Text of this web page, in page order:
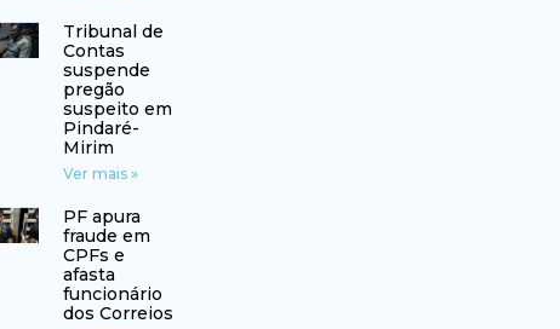
Tribunal de
Contas
suspende
pregão
suspeito em
Pindaré-
Mirim
Ver mais »
PF apura
fraude em
CPFs e
afasta
funcionário
dos Correios